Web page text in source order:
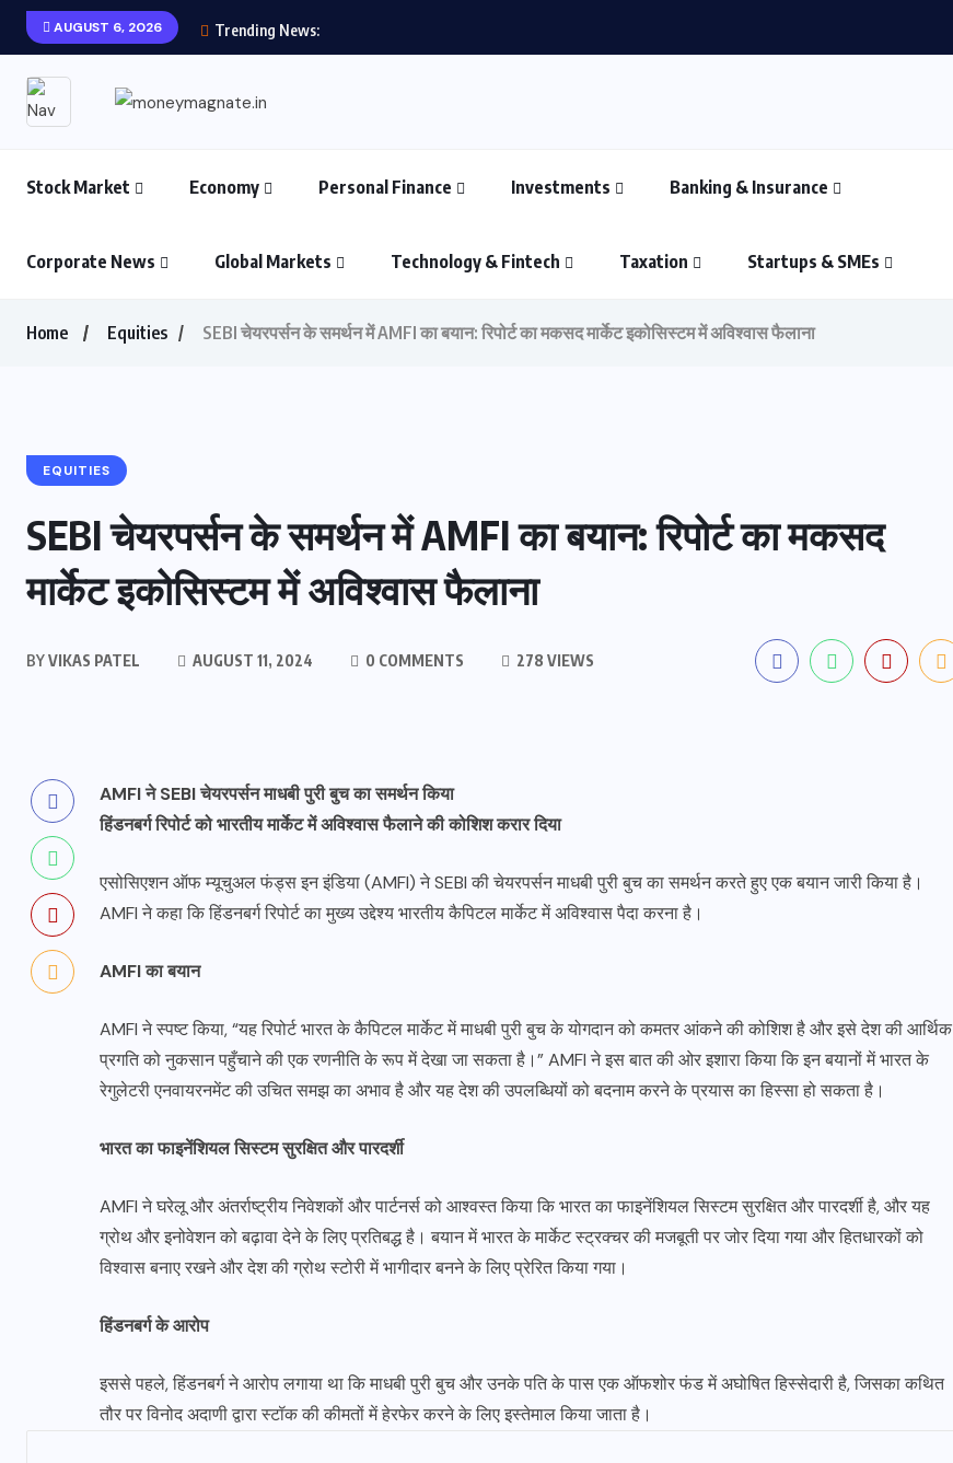
AUGUST 6, 2026 Trending News:
Stock Market Economy Personal Finance Investments Banking & Insurance
Corporate News Global Markets Technology & Fintech Taxation Startups & SMEs
Home Equities SEBI चेयरपर्सन के समर्थन में AMFI का बयान: रिपोर्ट का मकसद मार्केट इकोसिस्टम में अविश्वास फैलाना
EQUITIES
SEBI चेयरपर्सन के समर्थन में AMFI का बयान: रिपोर्ट का मकसद
मार्केट इकोसिस्टम में अविश्वास फैलाना
BYVIKAS PATEL AUGUST 11, 2024 0 COMMENTS 278 VIEWS
AMFI ने SEBI चेयरपर्सन माधबी पुरी बुच का समर्थन किया
हिंडनबर्ग रिपोर्ट को भारतीय मार्केट में अविश्वास फैलाने की कोशिश करार दिया
एसोसिएशन ऑफ म्यूचुअल फंड्स इन इंडिया (AMFI) ने SEBI की चेयरपर्सन माधबी पुरी बुच का समर्थन करते हुए एक बयान जारी किया है।
AMFI ने कहा कि हिंडनबर्ग रिपोर्ट का मुख्य उद्देश्य भारतीय कैपिटल मार्केट में अविश्वास पैदा करना है।
AMFI का बयान
AMFI ने स्पष्ट किया, “यह रिपोर्ट भारत के कैपिटल मार्केट में माधबी पुरी बुच के योगदान को कमतर आंकने की कोशिश है और इसे देश की आर्थिक
प्रगति को नुकसान पहुँचाने की एक रणनीति के रूप में देखा जा सकता है।” AMFI ने इस बात की ओर इशारा किया कि इन बयानों में भारत के
रेगुलेटरी एनवायरनमेंट की उचित समझ का अभाव है और यह देश की उपलब्धियों को बदनाम करने के प्रयास का हिस्सा हो सकता है।
भारत का फाइनेंशियल सिस्टम सुरक्षित और पारदर्शी
AMFI ने घरेलू और अंतर्राष्ट्रीय निवेशकों और पार्टनर्स को आश्वस्त किया कि भारत का फाइनेंशियल सिस्टम सुरक्षित और पारदर्शी है, और यह
ग्रोथ और इनोवेशन को बढ़ावा देने के लिए प्रतिबद्ध है। बयान में भारत के मार्केट स्ट्रक्चर की मजबूती पर जोर दिया गया और हितधारकों को
विश्वास बनाए रखने और देश की ग्रोथ स्टोरी में भागीदार बनने के लिए प्रेरित किया गया।
हिंडनबर्ग के आरोप
इससे पहले, हिंडनबर्ग ने आरोप लगाया था कि माधबी पुरी बुच और उनके पति के पास एक ऑफशोर फंड में अघोषित हिस्सेदारी है, जिसका कथित
तौर पर विनोद अदाणी द्वारा स्टॉक की कीमतों में हेरफेर करने के लिए इस्तेमाल किया जाता है।